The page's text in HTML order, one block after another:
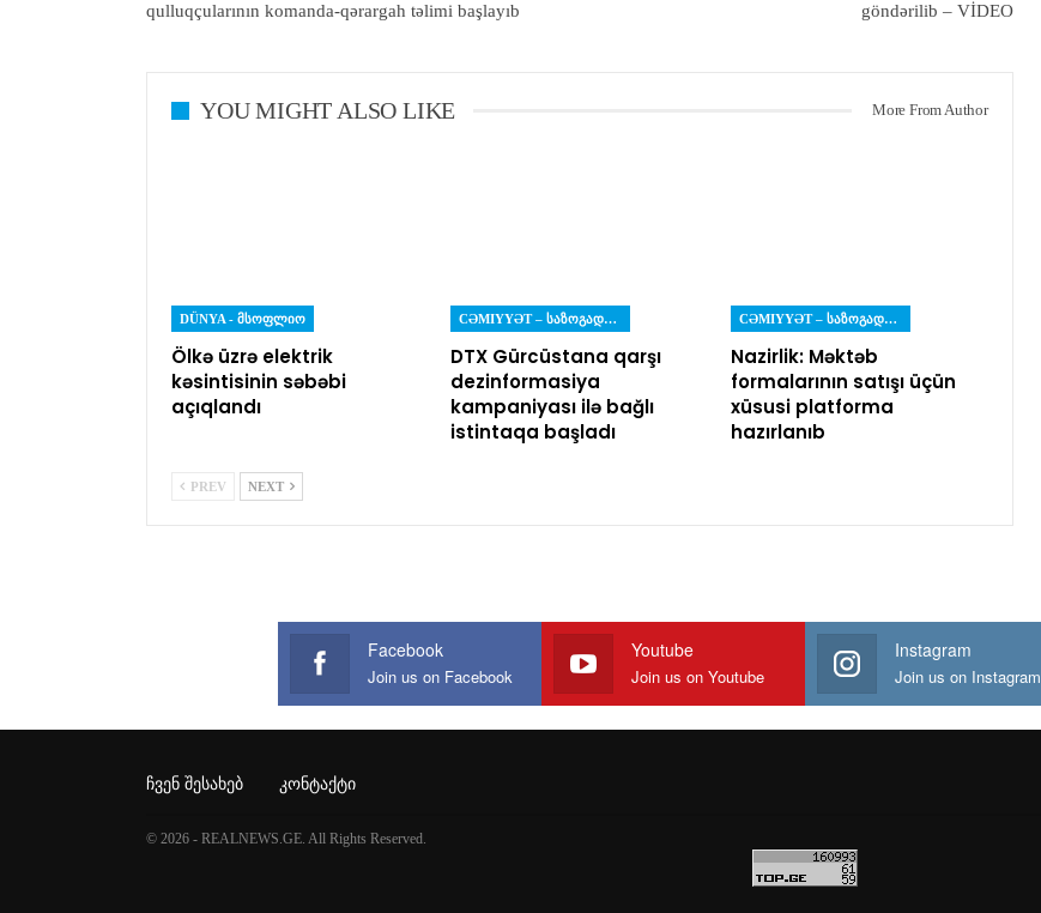
qulluqçularının komanda-qərargah təlimi başlayıb
göndərilib – VİDEO
YOU MIGHT ALSO LIKE More From Author
DÜNYA - ᲛᲡᲝᲤᲚᲘᲝ
Ölkə üzrə elektrik
kəsintisinin səbəbi
açıqlandı
CƏMIYYƏT – ᲡᲐᲖᲝᲒᲐᲓᲝᲔᲑᲐ
DTX Gürcüstana qarşı
dezinformasiya
kampaniyası ilə bağlı
istintaqa başladı
CƏMIYYƏT – ᲡᲐᲖᲝᲒᲐᲓᲝᲔᲑᲐ
Nazirlik: Məktəb
formalarının satışı üçün
xüsusi platforma
hazırlanıb
PREV NEXT
Facebook
Join us on Facebook
Youtube
Join us on Youtube
Instagram
Join us on Instagram
ᲩᲕᲔᲜ ᲨᲔᲡᲐᲮᲔᲑ ᲙᲝᲜᲢᲐᲥᲢᲘ
© 2026 - REALNEWS.GE. All Rights Reserved.